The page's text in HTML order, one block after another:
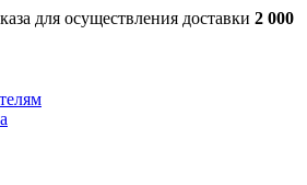
для осуществления доставки 2 000